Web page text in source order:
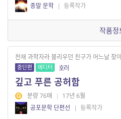
종말 문학 | 등록작가
작품정
천재 과학자라 불리우던 친구가 어느날 찾
중단편 에디터 호러
깊고 푸른 공허함
분량 76매 | 17년 6월
공포문학 단편선
| 등록작가